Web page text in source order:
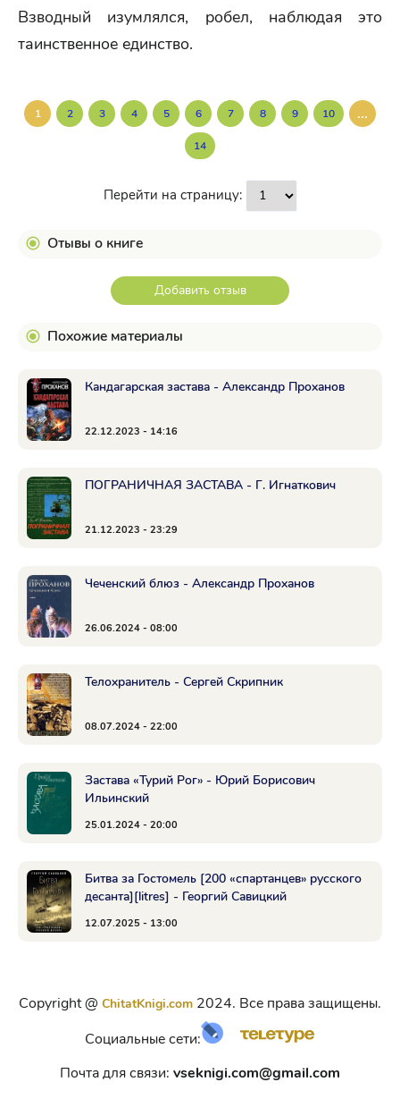
Взводный изумлялся, робел, наблюдая это
таинственное единство.
1 2 3 4 5 6 7 8 9 10 ...
14
Перейти на страницу:
Отывы о книге
Добавить отзыв
Похожие материалы
Кандагарская застава - Александр Проханов
22.12.2023 - 14:16
ПОГРАНИЧНАЯ ЗАСТАВА - Г. Игнаткович
21.12.2023 - 23:29
Чеченский блюз - Александр Проханов
26.06.2024 - 08:00
Телохранитель - Сергей Скрипник
08.07.2024 - 22:00
Застава «Турий Рог» - Юрий Борисович
Ильинский
25.01.2024 - 20:00
Битва за Гостомель [200 «спартанцев» русского
десанта][litres] - Георгий Савицкий
12.07.2025 - 13:00
Copyright @ ChitatKnigi.com 2024. Все права защищены.
Социальные сети:
Почта для связи: vseknigi.com@gmail.com